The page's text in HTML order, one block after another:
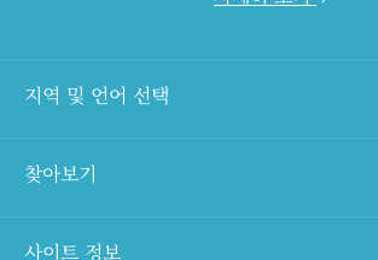
지역 및 언어 선택
찾아보기
사이트 정보